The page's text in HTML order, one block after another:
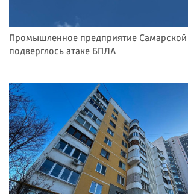
Промышленное предприятие Самарской
подверглось атаке БПЛА